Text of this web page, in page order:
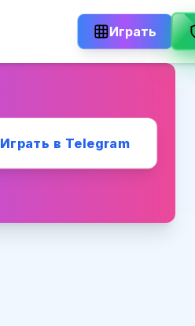
Играть
Играть в Telegram